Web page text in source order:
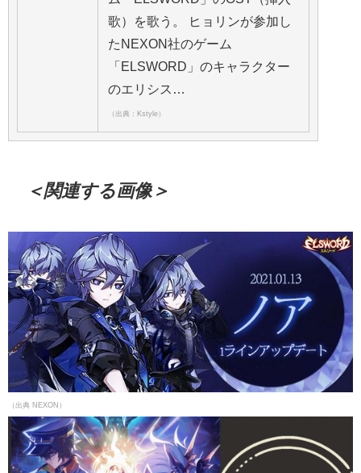
歌）を歌う。 ヒョリンが参加し
たNEXON社のゲーム
「ELSWORD」のキャラクター
のエリシス…
（出典：Kstyle）
＜関連する画像＞
（出典 NEXON）